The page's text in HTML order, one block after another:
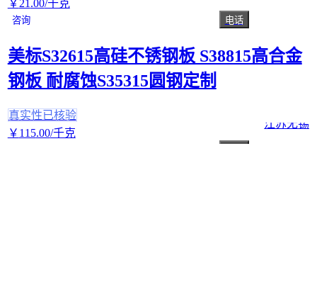
￥ 21 .00/千克
咨询 电话
美标S32615高硅不锈钢板 S38815高合金
钢板 耐腐蚀S35315圆钢定制
真实性已核验
￥ 115.00/千克
江苏无锡